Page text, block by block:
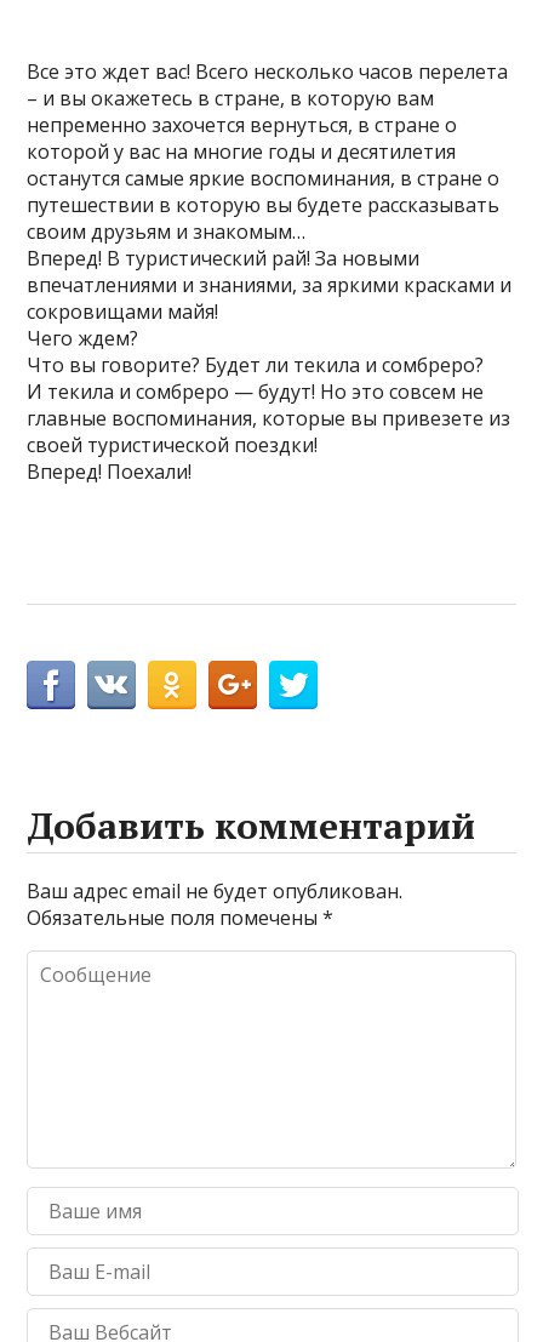
Все это ждет вас! Всего несколько часов перелета
– и вы окажетесь в стране, в которую вам
непременно захочется вернуться, в стране о
которой у вас на многие годы и десятилетия
останутся самые яркие воспоминания, в стране о
путешествии в которую вы будете рассказывать
своим друзьям и знакомым…
Вперед! В туристический рай! За новыми
впечатлениями и знаниями, за яркими красками и
сокровищами майя!
Чего ждем?
Что вы говорите? Будет ли текила и сомбреро?
И текила и сомбреро — будут! Но это совсем не
главные воспоминания, которые вы привезете из
своей туристической поездки!
Вперед! Поехали!
Добавить комментарий
Ваш адрес email не будет опубликован.
Обязательные поля помечены*